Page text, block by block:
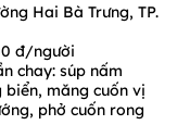
Hai Bà Trưng, TP.
đ/người
chay: súp nấm
măng cuốn vị
phở cuốn rong